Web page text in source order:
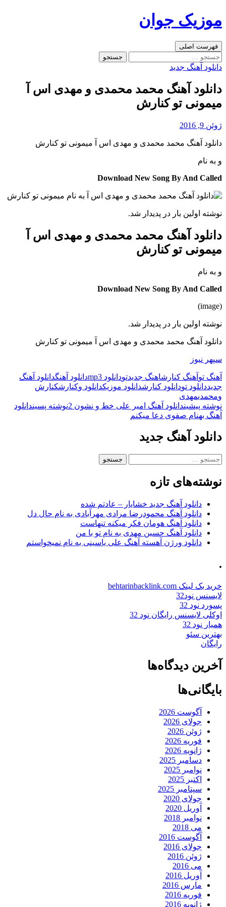
به
موزیک جوان
جست‌وجو
فهرست اصلی
جستجو
برای:
دانلود آهنگ جدید
دانلود آهنگ محمد محمدی و مهدی اس آ
میمونی تو کنارش
ژوئن 9, 2016
دانلود آهنگ محمد محمدی و مهدی اس آ میمونی تو کنارش
و به نام
Download New Song By And Called
نوشته اولین بار در پدیدار شد.
دانلود آهنگ محمد محمدی و مهدی اس آ
میمونی تو کنارش
و به نام
Download New Song By And Called
(image)
نوشته اولین بار در پدیدار شد.
دانلود آهنگ محمد محمدی و مهدی اس آ میمونی تو کنارش
سپهر نیوز
آهنگ تو آهنگ کنارشاهنگ جدیدتودانلود mp3 دانلود آهنگدانلود آهنگ
جدیددانلود تودانلود کنارشدانلود موزیکدانلود وکنارشکنارش
ومحمدیمهدی
ناوبری
نوشته
نوشته پیشیندانلود آهنگ امیر علی خط و نشون 2 نوشته پسیندانلود
آهنگ بهنام صفوی دعا میکنم
دانلود آهنگ جدید
جستجو
نوشته‌های تازه
دانلود آهنگ جدید خشایار – عادتم شده
دانلود آهنگ محمودرضا مرادی مهرآبادی به نام حال دل
دانلود آهنگ هومان فکر میکنه تنهاست
دانلود آهنگ حسین مهدی به نام تو با من
دانلود ورژن آهسته آهنگ علی یاسینی به نام نمیخواستم
.
خرید بک لینک behtarinbacklink.com
لایسنس نود32
پسورد نود 32
اوکلی لایسنس رایگان نود 32
همیار نود 32
بهترین سئو
رایگان
آخرین دیدگاه‌ها
بایگانی‌ها
آگوست 2026
جولای 2026
ژوئن 2026
فوریه 2026
ژانویه 2026
دسامبر 2025
نوامبر 2025
اکتبر 2025
سپتامبر 2025
جولای 2020
آوریل 2020
نوامبر 2018
می 2018
آگوست 2016
جولای 2016
ژوئن 2016
می 2016
آوریل 2016
مارس 2016
فوریه 2016
ژانویه 2016